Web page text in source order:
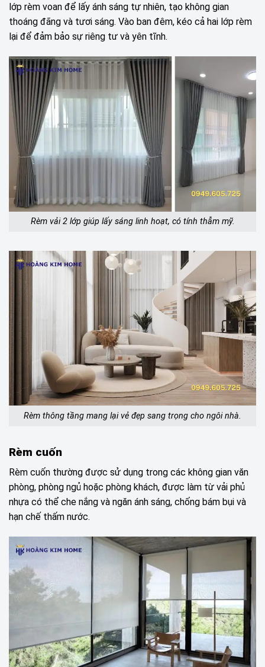
lớp rèm voan để lấy ánh sáng tự nhiên, tạo không gian
thoáng đãng và tươi sáng. Vào ban đêm, kéo cả hai lớp rèm
lại để đảm bảo sự riêng tư và yên tĩnh.
Rèm vải 2 lớp giúp lấy sáng linh hoạt, có tính thẫm mỹ.
Rèm thông tầng mang lại vẻ đẹp sang trọng cho ngôi nhà.
Rèm cuốn
Rèm cuốn thường được sử dụng trong các không gian văn
phòng, phòng ngủ hoặc phòng khách, được làm từ vải phủ
nhựa có thể che nắng và ngăn ánh sáng, chống bám bụi và
hạn chế thấm nước.